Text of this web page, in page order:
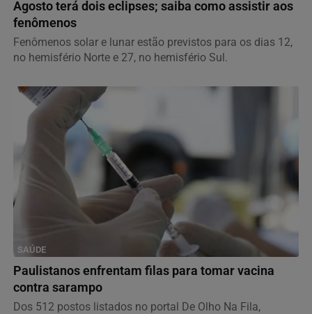
Agosto terá dois eclipses; saiba como assistir aos
fenômenos
Fenômenos solar e lunar estão previstos para os dias 12,
no hemisfério Norte e 27, no hemisfério Sul.
SAÚDE
Paulistanos enfrentam filas para tomar vacina
contra sarampo
Dos 512 postos listados no portal De Olho Na Fila,